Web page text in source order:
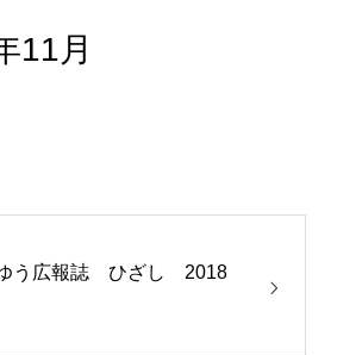
月
う広報誌 ひざし 2018